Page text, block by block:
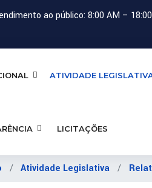
ao público: 8:00 AM –
ATIVIDADE
LICITAÇÕES
Atividade Legislativa